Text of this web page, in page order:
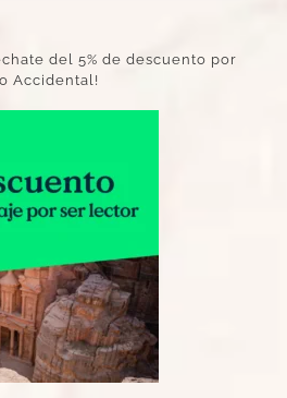
del 5% de descuento por
Accidental!